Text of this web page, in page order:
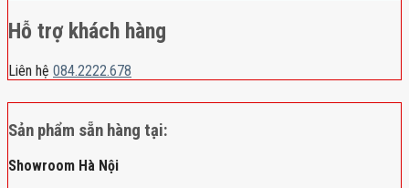
Hỗ trợ khách hàng
Liên hệ 084.2222.678
Sản phẩm sẵn hàng tại:
Showroom Hà Nội